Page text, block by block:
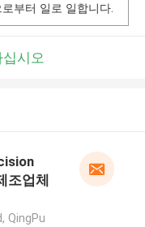
부터 일로 일합니다.
시오
조업체
QingPu